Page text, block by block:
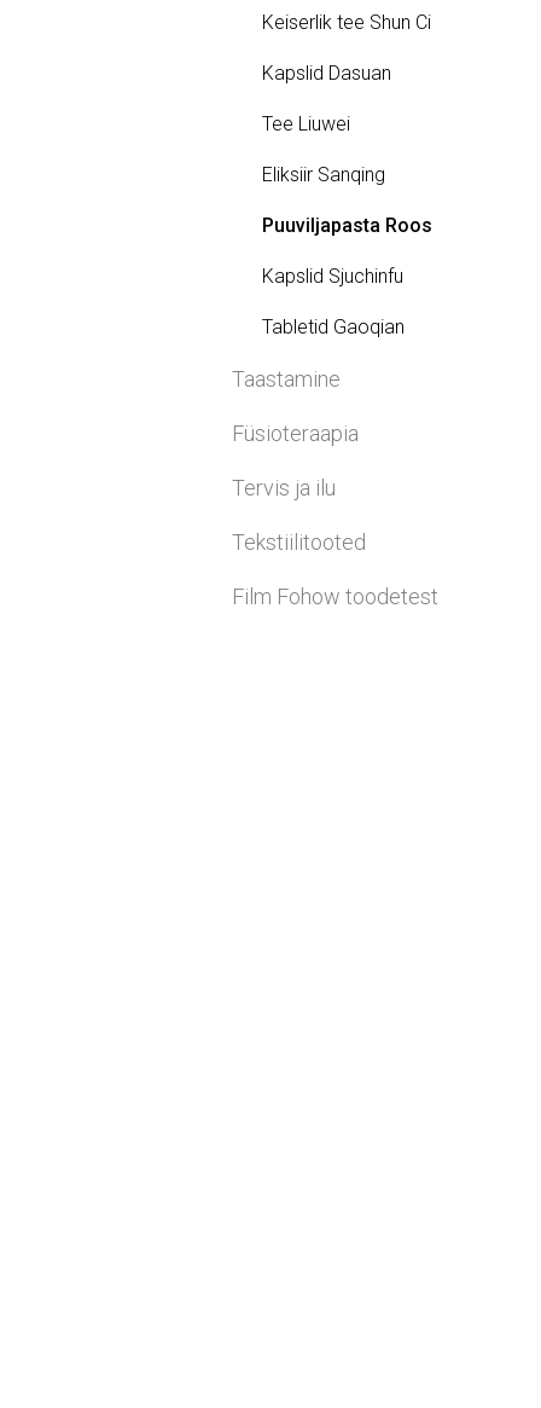
Keiserlik tee Shun Ci
Kapslid Dasuan
Tee Liuwei
Eliksiir Sanqing
Puuviljapasta Roos
Kapslid Sjuchinfu
Tabletid Gaoqian
Taastamine
Füsioteraapia
Tervis ja ilu
Tekstiilitooted
Film Fohow toodetest